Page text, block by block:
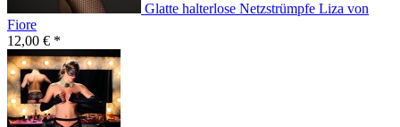
Glatte halterlose Netzstrümpfe Liza von
Fiore
12,00 € *